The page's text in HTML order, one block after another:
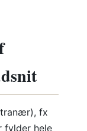
fx
fylder hele